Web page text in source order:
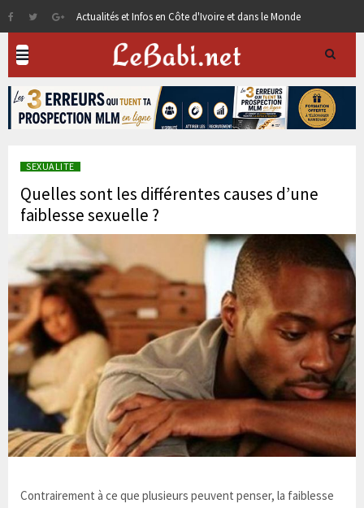
Actualités et Infos en Côte d'Ivoire et dans le Monde
SEXUALITE
Quelles sont les différentes causes d’une
faiblesse sexuelle ?
Contrairement à ce que plusieurs peuvent penser, la faiblesse